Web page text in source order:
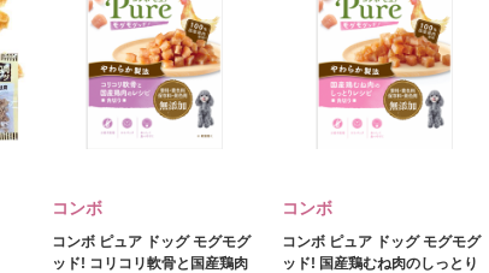
コンボ
コンボ ピュア ドッグ モグモグ
ッド! コリコリ軟骨と国産鶏肉
コンボ
コンボ ピュア ドッグ モグモグ
ッド! 国産鶏むね肉のしっとり